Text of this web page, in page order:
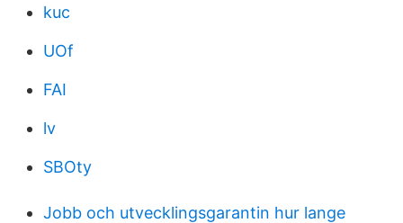
kuc
UOf
FAI
lv
SBOty
Jobb och utvecklingsgarantin hur lange